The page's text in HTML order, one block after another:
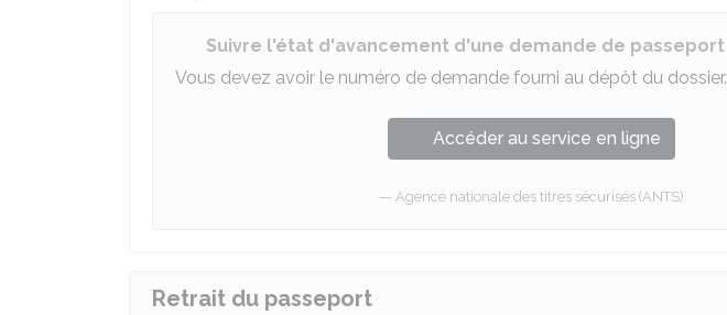
Suivre l'état d'avancement d'une demande de passeport
Vous devez avoir le numéro de demande fourni au dépôt du dossier.
Accéder au service en ligne
Agence nationale des titres sécurisés (ANTS)
Retrait du passeport